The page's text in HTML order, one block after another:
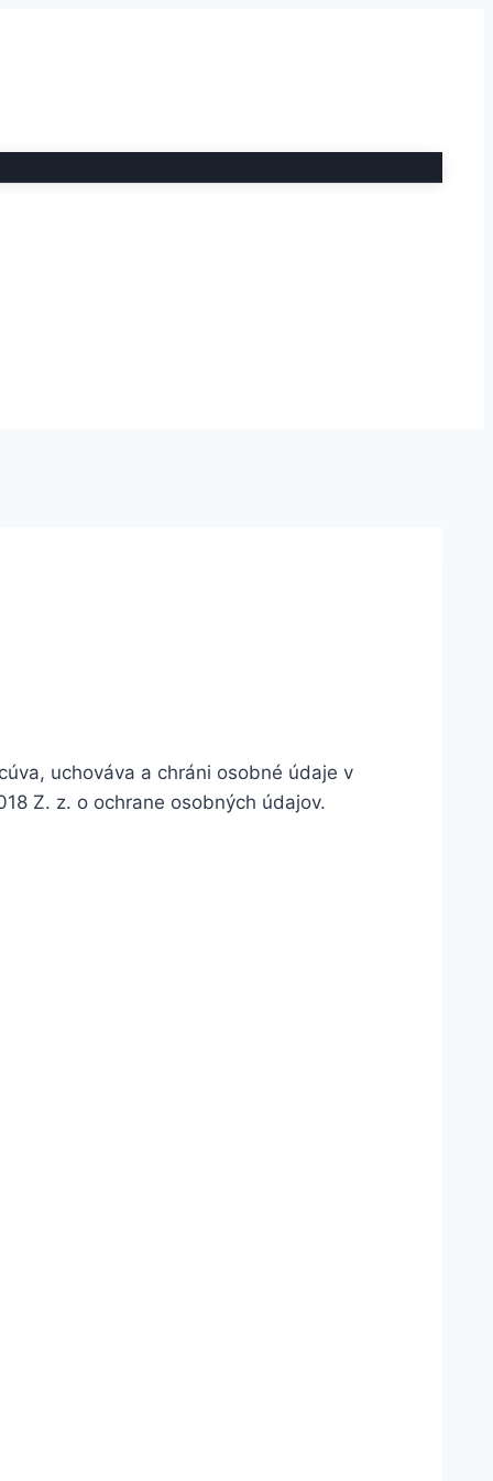
uchováva a chráni osobné údaje v
Z. z. o ochrane osobných údajov.